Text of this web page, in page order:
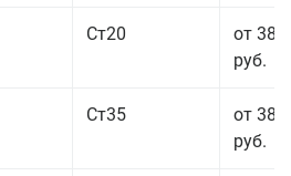
Ст20
от 38
руб.
Ст35
от 38
руб.